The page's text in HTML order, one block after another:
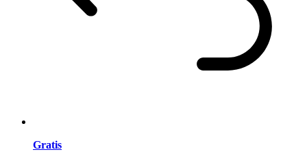
Gratis